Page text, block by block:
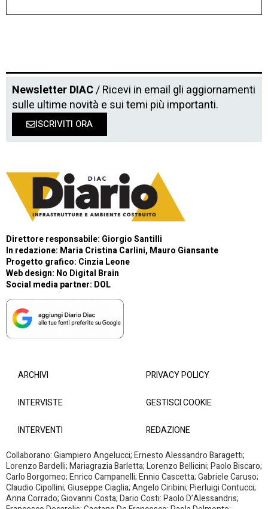
Newsletter DIAC/ Ricevi in email gli aggiornamenti
sulle ultime novità e sui temi più importanti.
ISCRIVITI ORA
Direttore responsabile: Giorgio Santilli
In redazione: Maria Cristina Carlini, Mauro Giansante
Progetto grafico: Cinzia Leone
Web design: No Digital Brain
Social media partner: DOL
ARCHIVI
INTERVISTE
INTERVENTI
PRIVACY POLICY
GESTISCI COOKIE
REDAZIONE
Collaborano: Giampiero Angelucci; Ernesto Alessandro Baragetti;
Lorenzo Bardelli; Mariagrazia Barletta; Lorenzo Bellicini; Paolo Biscaro;
Carlo Borgomeo; Enrico Campanelli; Ennio Cascetta; Gabriele Caruso;
Claudio Cipollini; Giuseppe Ciaglia; Angelo Ciribini; Pierluigi Contucci;
Anna Corrado; Giovanni Costa; Dario Costi: Paolo D’Alessandris;